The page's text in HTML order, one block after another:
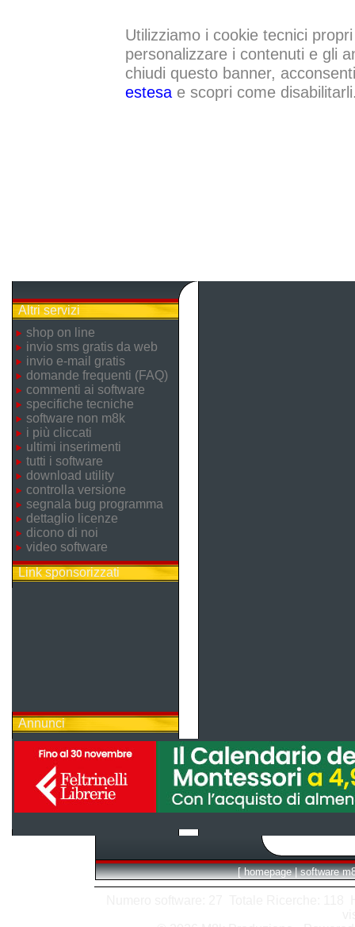
Utilizziamo i cookie tecnici
personalizzare i contenuti e gli
chiudi questo banner,
estesae scopri come
Altri servizi
shop on line
invio sms gratis da web
invio e-mail gratis
domande frequenti (FAQ)
commenti ai software
specifiche tecniche
software non m8k
i più cliccati
ultimi inserimenti
tutti i software
download utility
controlla versione
segnala bug programma
dettaglio licenze
dicono di noi
video software
Link sponsorizzati
Annunci
[ homepage | software